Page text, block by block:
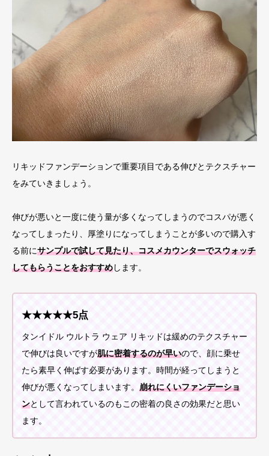
リキッドファンデーションで重要項目である伸びとテクスチャー
をみていきましょう。
伸びが悪いと一度に使う量が多くなってしまうのでコスパが悪く
なってしまったり、厚塗りになってしまうことが多いので購入す
る前にサンプルで試して見たり、コスメカウンターでスウォッチ
してもらうことをおすすめします。
★★★★★5点
タンイドル ウルトラ ウェア リキッドは緩めのテクスチャー
で伸びは良いですが肌に密着するのが早いので、顔に乗せ
たら素早く伸ばす必要があります。時間が経ってしまうと
伸びが悪くなってしまいます。 崩れにくいファンデーショ
ンとして言われているのもこの密着の良さの効果だと思い
ます。